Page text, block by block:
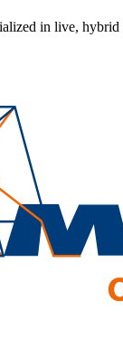
in live, hybrid